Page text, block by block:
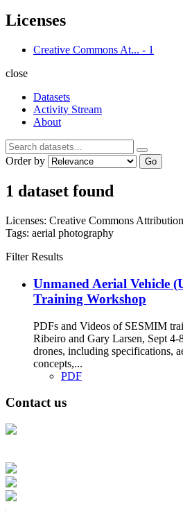
Licenses
Creative Commons At... - 1
close
Datasets
Activity Stream
About
Order by Go
1 dataset found
Licenses: Creative Commons Attribution
Tags: aerial photography
Filter Results
Unmaned Aerial Vehicle
Training Workshop
PDFs and Videos of SESMIM
Ribeiro and Gary Larsen, Sept
drones, including specifications,
concepts,...
PDF
Contact us